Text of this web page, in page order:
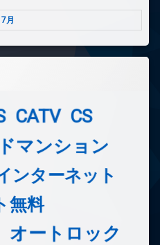
月
CATV CS
マンション
ンターネット
無料
オートロック